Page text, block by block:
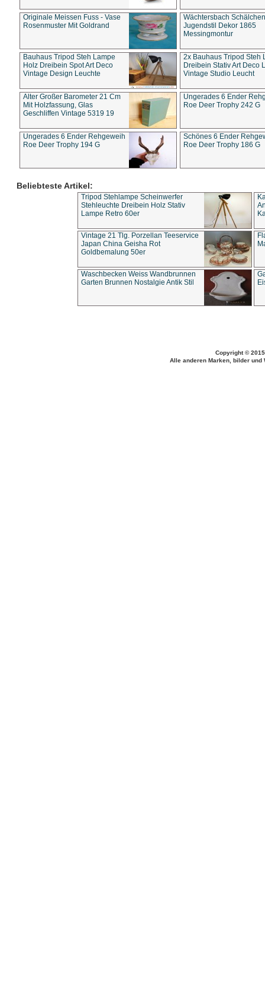
Originale Meissen Fuss - Vase
Rosenmuster Mit Goldrand
Wächtersbach Schälchen
Jugendstil Dekor 1865
Messingmontur
Bauhaus Tripod Steh Lampe
Holz Dreibein Spot Art Deco
Vintage Design Leuchte
2x Bauhaus Tripod Steh
Dreibein Stativ Art Deco
Vintage Studio Leucht
Alter Großer Barometer 21 Cm
Mit Holzfassung, Glas
Geschliffen Vintage 5319 19
Ungerades 6 Ender
Roe Deer Trophy 242 G
Ungerades 6 Ender Rehgeweih
Roe Deer Trophy 194 G
Schönes 6 Ender
Roe Deer Trophy 186 G
Beliebteste Artikel:
Tripod Stehlampe Scheinwerfer
Stehleuchte Dreibein Holz Stativ
Lampe Retro 60er
Vintage 21 Tlg. Porzellan Teeservice
Japan China Geisha Rot
Goldbemalung 50er
Waschbecken Weiss Wandbrunnen
Garten Brunnen Nostalgie Antik Stil
Copyright ©
Alle anderen Marken, bilder und